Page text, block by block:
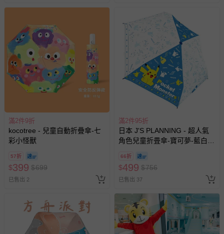
滿2件9折
kocotree - 兒童自動折疊傘-七
彩小怪獸
57折
$399 $699
已售出 2
滿2件95折
日本 J'S PLANNING - 超人氣
角色兒童折畳傘-寶可夢-藍白系
66折
$499 $756
已售出 37